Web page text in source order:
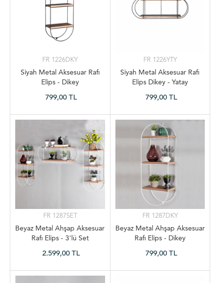
FR 1226DKY
Siyah Metal Aksesuar Rafı
Elips - Dikey
799,00 TL
FR 1226YTY
Siyah Metal Aksesuar Rafı
Elips Dikey - Yatay
799,00 TL
FR 1287SET
Beyaz Metal Ahşap Aksesuar
Rafı Elips - 3'lü Set
2.599,00 TL
FR 1287DKY
Beyaz Metal Ahşap Aksesuar
Rafı Elips - Dikey
799,00 TL